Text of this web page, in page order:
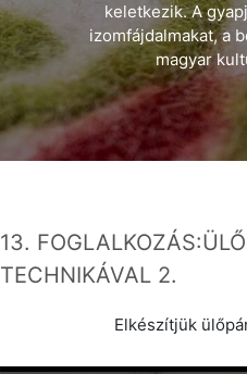
keletkezik. A
izomfájdalmakat, a
magyar
13.
TECHNIKÁVAL 2.
Elkészítjük